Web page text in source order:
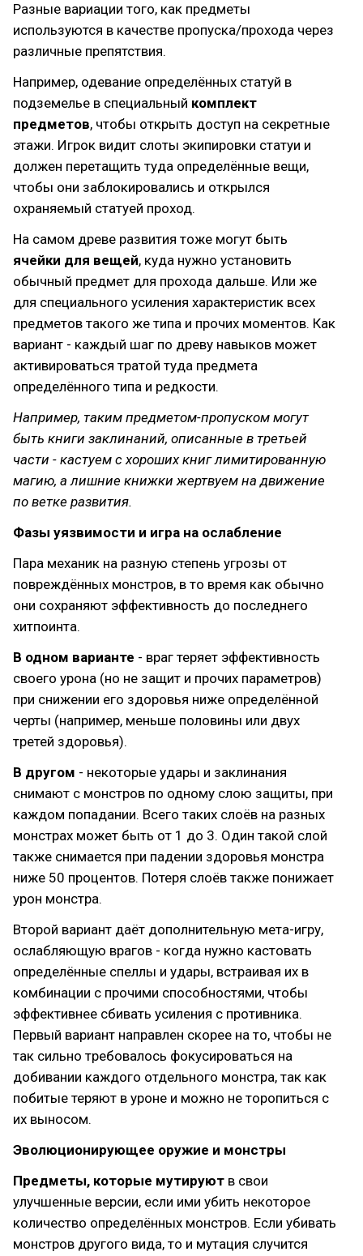
Разные вариации того, как предметы
используются в качестве пропуска/прохода через
различные препятствия.
Например, одевание определённых статуй в
подземелье в специальный комплект
предметов, чтобы открыть доступ на секретные
этажи. Игрок видит слоты экипировки статуи и
должен перетащить туда определённые вещи,
чтобы они заблокировались и открылся
охраняемый статуей проход.
На самом древе развития тоже могут быть
ячейки для вещей, куда нужно установить
обычный предмет для прохода дальше. Или же
для специального усиления характеристик всех
предметов такого же типа и прочих моментов. Как
вариант - каждый шаг по древу навыков может
активироваться тратой туда предмета
определённого типа и редкости.
Например, таким предметом-пропуском могут
быть книги заклинаний, описанные в третьей
части - кастуем с хороших книг лимитированную
магию, а лишние книжки жертвуем на движение
по ветке развития.
Фазы уязвимости и игра на ослабление
Пара механик на разную степень угрозы от
повреждённых монстров, в то время как обычно
они сохраняют эффективность до последнего
хитпоинта.
В одном варианте - враг теряет эффективность
своего урона (но не защит и прочих параметров)
при снижении его здоровья ниже определённой
черты (например, меньше половины или двух
третей здоровья).
В другом - некоторые удары и заклинания
снимают с монстров по одному слою защиты, при
каждом попадании. Всего таких слоёв на разных
монстрах может быть от 1 до 3. Один такой слой
также снимается при падении здоровья монстра
ниже 50 процентов. Потеря слоёв также понижает
урон монстра.
Второй вариант даёт дополнительную мета-игру,
ослабляющую врагов - когда нужно кастовать
определённые спеллы и удары, встраивая их в
комбинации с прочими способностями, чтобы
эффективнее сбивать усиления с противника.
Первый вариант направлен скорее на то, чтобы не
так сильно требовалось фокусироваться на
добивании каждого отдельного монстра, так как
побитые теряют в уроне и можно не торопиться с
их выносом.
Эволюционирующее оружие и монстры
Предметы, которые мутируют в свои
улучшенные версии, если ими убить некоторое
количество определённых монстров. Если убивать
монстров другого вида, то и мутация случится